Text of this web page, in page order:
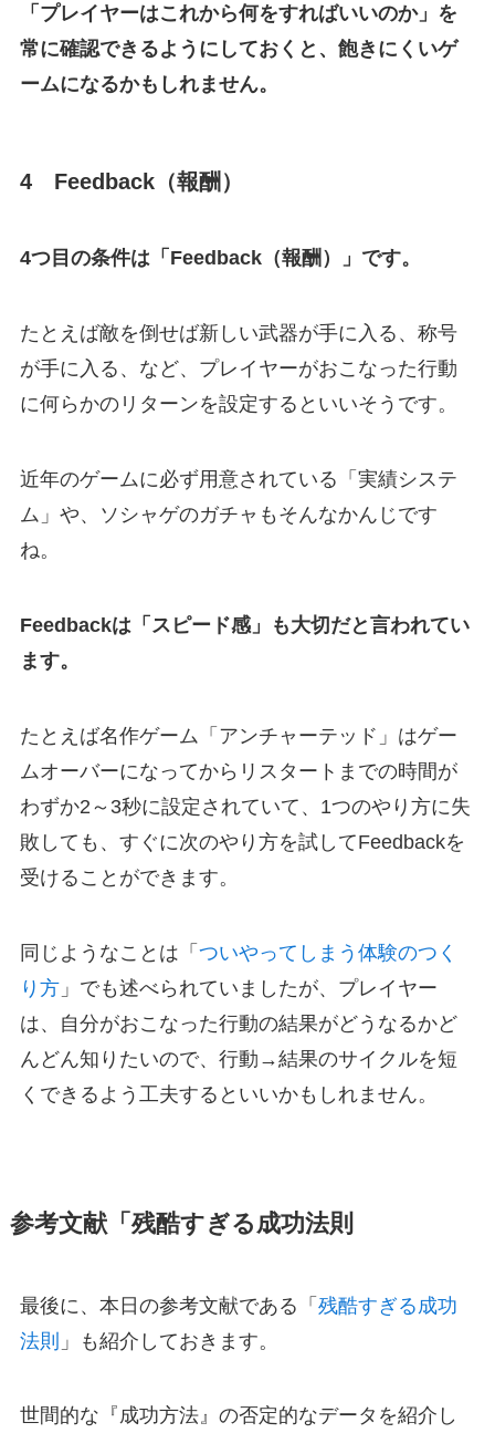
「プレイヤーはこれから何をすればいいのか」を
常に確認できるようにしておくと、飽きにくいゲ
ームになるかもしれません。
4 Feedback（報酬）
4つ目の条件は「Feedback（報酬）」です。
たとえば敵を倒せば新しい武器が手に入る、称号
が手に入る、など、プレイヤーがおこなった行動
に何らかのリターンを設定するといいそうです。
近年のゲームに必ず用意されている「実績システ
ム」や、ソシャゲのガチャもそんなかんじです
ね。
Feedbackは「スピード感」も大切だと言われてい
ます。
たとえば名作ゲーム「アンチャーテッド」はゲー
ムオーバーになってからリスタートまでの時間が
わずか2～3秒に設定されていて、1つのやり方に失
敗しても、すぐに次のやり方を試してFeedbackを
受けることができます。
同じようなことは「 ついやってしまう体験のつく
り方」でも述べられていましたが、プレイヤー
は、自分がおこなった行動の結果がどうなるかど
んどん知りたいので、行動→結果のサイクルを短
くできるよう工夫するといいかもしれません。
参考文献「残酷すぎる成功法則
最後に、本日の参考文献である「 残酷すぎる成功
法則 」も紹介しておきます。
世間的な『成功方法』の否定的なデータを紹介し